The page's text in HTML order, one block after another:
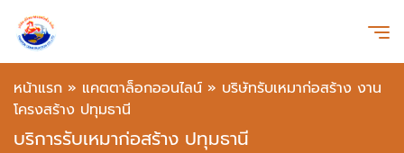
หน้าแรก » แคตตาล็อกออนไลน์ » บริษัทรับเหมาก่อสร้าง งาน
โครงสร้าง ปทุมธานี
บริการรับเหมาก่อสร้าง ปทุมธานี